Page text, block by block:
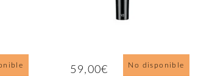
59,00€ No disponible